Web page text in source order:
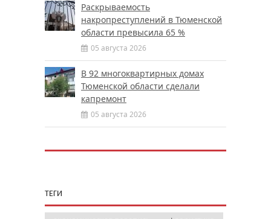
Раскрываемость
накропреступлений в Тюменской
области превысила 65 %
05 августа 2026
В 92 многоквартирных домах
Тюменской области сделали
капремонт
05 августа 2026
ТЕГИ